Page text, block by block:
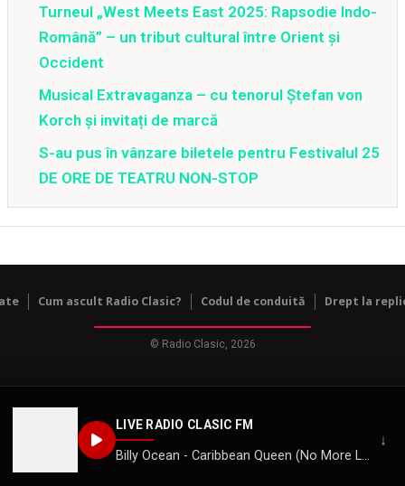
LIVE RADIO CLASIC FM
Billy Ocean - Caribbean Queen (No More Love on the Run)
↓
Turneul „West Meets East 2025: Rapsodie Indo-
Română” – un tribut cultural între Orient și
Occident
Musical Extravaganza – cu tenorul Ștefan von
Korch și invitați de marcă
S-au pus în vânzare biletele pentru Festivalul 25
DE ORE DE TEATRU NON-STOP
Cum ascult Radio Clasic? Codul de conduită Drept la
© Radio Clasic, 2026